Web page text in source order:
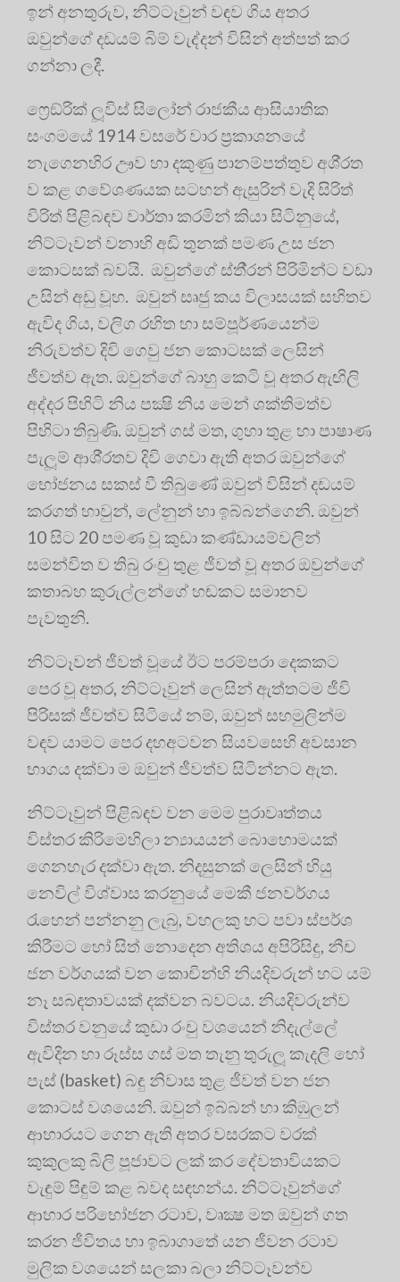
ඉන් අනතුරුව, නිට්ටෑවුන් වඳව ගිය අතර
ඔවුන්ගේ දඩයම් බිම් වැද්දන් විසින් අත්පත් කර
ගන්නා ලදී.
ෆ්‍රෙඞ්රික් ලූවිස් සිලෝන් රාජකීය ආසියාතික
සංගමයේ 1914 වසරේ වාර ප‍්‍රකාශනයේ
නැගෙනහිර ඌව හා දකුණු පානම්පත්තුව අශි‍්‍රත
ව කළ ගවේශණයක සටහන් ඇසුරින් වැදි සිරිත්
විරිත් පිළිබඳව වාර්තා කරමින් කියා සිටිනුයේ,
නිට්ටෑවන් වනාහි අඩි තුනක් පමණ උස ජන
කොටසක් බවයි. ඔවුන්ගේ ස්තී‍්‍රන් පිරිමින්ට වඩා
උසින් අඩු වූහ. ඔවුන් සෘජු කය විලාසයක් සහිතව
ඇවිද ගිය, වලිග රහිත හා සම්පූර්ණයෙන්ම
නිරුවත්ව දිවි ගෙවු ජන කොටසක් ලෙසින්
ජීවත්ව ඇත. ඔවුන්ගේ බාහු කෙටි වූ අතර ඇඟිලි
අද්දර පිහිටි නිය පක්‍ෂි නිය මෙන් ශක්තිමත්ව
පිහිටා තිබුණි. ඔවුන් ගස් මත, ගුහා තුළ හා පාෂාණ
පැලූම් ආශි‍්‍රතව දිවි ගෙවා ඇති අතර ඔවුන්ගේ
භෝජනය සකස් වී තිබුණේ ඔවුන් විසින් දඩයම්
කරගත් හාවුන්, ලේනුන් හා ඉබ්බන්ගෙනි. ඔවුන්
10 සිට 20 පමණ වූ කුඩා කණ්ඩායම්වලින්
සමන්විත ව තිබු රංචු තුළ ජීවත් වූ අතර ඔවුන්ගේ
කතාබහ කුරුල්ලන්ගේ හඬකට සමානව
පැවතුනි.
නිට්ටෑවන් ජීවත් වූයේ ඊට පරම්පරා දෙකකට
පෙර වූ අතර, නිට්ටෑවුන් ලෙසින් ඇත්තටම ජීවි
පිරිසක් ජීවත්ව සිටියේ නම්, ඔවුන් සහමුලින්ම
වඳව යාමට පෙර දහඅටවන සියවසෙහි අවසාන
භාගය දක්වා ම ඔවුන් ජීවත්ව සිටින්නට ඇත.
නිට්ටෑවුන් පිළිබඳව වන මෙම පුරාවෘත්තය
විස්තර කිරිමෙහිලා න්‍යායයන් බොහොමයක්
ගෙනහැර දක්වා ඇත. නිදසුනක් ලෙසින් හියු
නෙවිල් විශ්වාස කරනුයේ මෙකී ජනවර්ගය
රැහෙන් පන්නනු ලැබු, වහලකු හට පවා ස්පර්ශ
කිරීමට හෝ සිත් නොදෙන අතිශය අපිරිසිදු, නීච
ජන වර්ගයක් වන කොචින්හි නියදිවරුන් හට යම්
නෑ සබඳතාවයක් දක්වන බවටය. නියදිවරුන්ව
විස්තර වනුයේ කුඩා රංචු වශයෙන් නිදැල්ලේ
ඇවිදින හා රූස්ස ගස් මත තැනු තුරුලූ කැදලි හෝ
පැස් (basket) බඳු නිවාස තුළ ජීවත් වන ජන
කොටස් වශයෙනි. ඔවුන් ඉබ්බන් හා කිඹුලන්
ආහාරයට ගෙන ඇති අතර වසරකට වරක්
කුකුලකු බිලි පූජාවට ලක් කර දේවතාවියකට
වැඳුම් පිඳුම් කළ බවද සඳහන්ය. නිට්ටෑවුන්ගේ
ආහාර පරිභෝජන රටාව, වෘක්‍ෂ මත ඔවුන් ගත
කරන ජීවිතය හා ඉබාගාතේ යන ජීවන රටාව
මුලික වශයෙන් සලකා බලා නිට්ටෑවන්ව